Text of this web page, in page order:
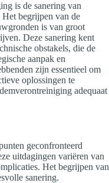
is de sanering van
begrijpen van de
is van groot
Deze sanering kent
obstakels, die de
aanpak en
zijn essentieel om
oplossingen te
adequaat
geconfronteerd
uitdagingen variëren van
Het begrijpen van
sanering.